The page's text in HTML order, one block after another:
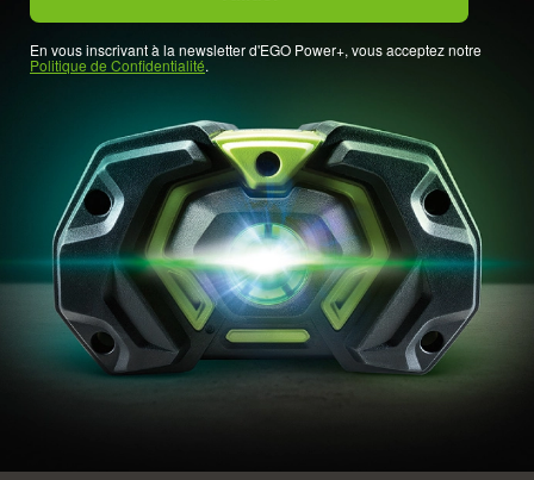
En vous inscrivant à la newsletter d'EGO Power+, vous acceptez notre
Politique de Confidentialité.